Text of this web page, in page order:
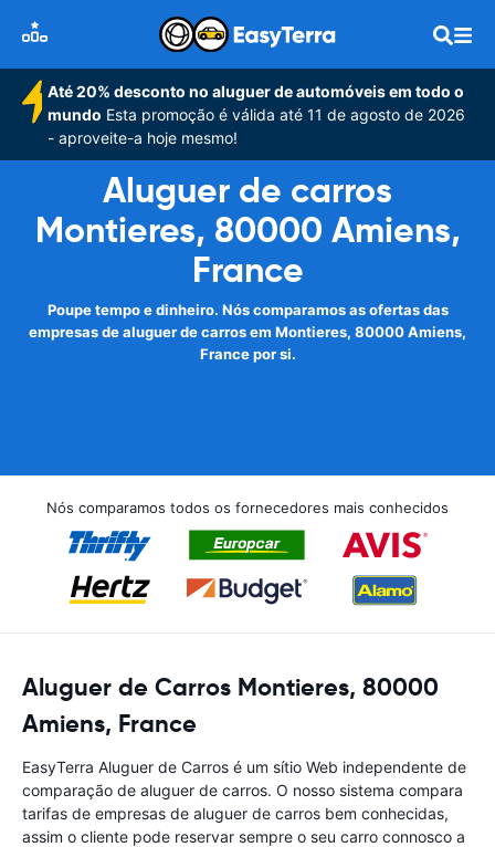
Até 20% desconto no aluguer de automóveis em todo o
mundo Esta promoção é válida até 11 de agosto de 2026
- aproveite-a hoje mesmo!
Aluguer de carros
Montieres, 80000 Amiens,
France
Poupe tempo e dinheiro. Nós comparamos as ofertas das
empresas de aluguer de carros em Montieres, 80000 Amiens,
France por si.
Nós comparamos todos os fornecedores mais conhecidos
Aluguer de Carros Montieres, 80000
Amiens, France
EasyTerra Aluguer de Carros é um sítio Web independente de
comparação de aluguer de carros. O nosso sistema compara
tarifas de empresas de aluguer de carros bem conhecidas,
assim o cliente pode reservar sempre o seu carro connosco a